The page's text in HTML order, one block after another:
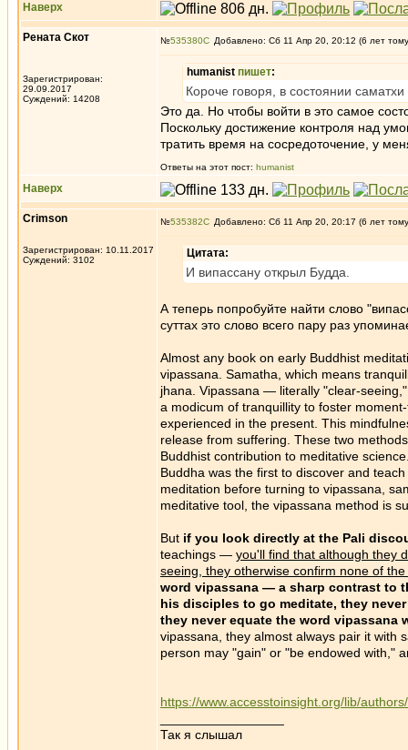
Наверх
Рената Скот
Зарегистрирован:
29.09.2017
Суждений: 14208
№535380 Добавлено: Сб 11 Апр 20, 20:12 (6 лет
humanist пишет:
Короче говоря, в состоянии
Это да. Но чтобы войти в это самое
Поскольку достижение контроля над
тратить время на сосредоточение, у
Ответы на этот пост: humanist
Наверх
Crimson
Зарегистрирован: 10.11.2017
Суждений: 3102
№535382 Добавлено: Сб 11 Апр 20, 20:17 (6 лет
Цитата:
И випассану открыл Будда.
А теперь попробуйте найти слово
суттах это слово всего пару раз
Almost any book on early Buddhist
vipassana. Samatha, which means
jhana. Vipassana — literally "clear-
a modicum of tranquillity to foster
experienced in the present. This
release from suffering. These two
Buddhist contribution to meditative
Buddha was the first to discover and
meditation before turning to vipassana,
meditative tool, the vipassana method is
But if you look directly at the Pali
teachings — you'll find that although they
seeing, they otherwise confirm none of
word vipassana — a sharp contrast to
his disciples to go meditate, they
they never equate the word
vipassana, they almost always pair it with
person may "gain" or "be endowed with,"
https://www.accesstoinsight.org/lib/
Так я слышал